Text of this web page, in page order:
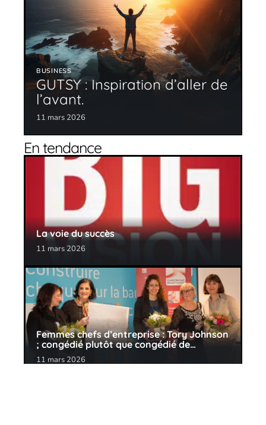
BUSINESS
GUTSY : Inspiration d’aller de
l’avant.
11 mars 2026
En tendance
La voie du succès
11 mars 2026
Femmes chefs d’entreprise : Tory Johnson
; congédié plutôt que congédié de…
11 mars 2026